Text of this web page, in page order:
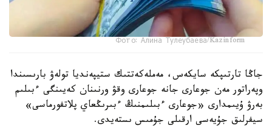
Фото: Алина Тулеубаева/Kazinform
جاڭا تارتىپكە سايكەس، مەملەكەتتىك ستيپەنديا تولەۋ بارىسىندا
وپەراتور مەن جوعارى جانە جوعارى وقۋ ورنىنان كەيىنگى ءبىلىم
بەرۋ ۇيىمدارى «جوعارى ءبىلىمنىڭ ءبىرىڭعاي پلاتفورماسى»
سيفرلىق جۇيەسى ارقىلى جۇمىس ىستەيدى.